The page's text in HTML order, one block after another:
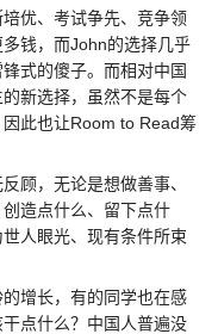
优、考试争先、竞争领
钱，而John的选择几乎
式的傻子。而相对中国
新选择，虽然不是每个
此也让Room to Read筹
，无论是想做善事、
造点什么、留下点什
人眼光、现有条件所束
增长，有的同学也在感
点什么？中国人普遍没